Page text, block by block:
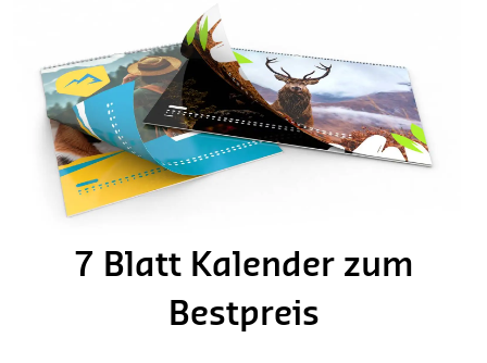
7 Blatt Kalender zum
Bestpreis